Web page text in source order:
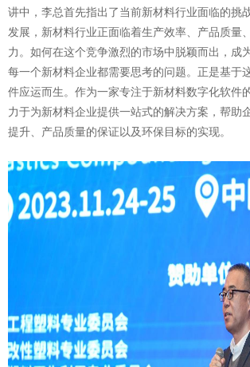
讲中，李总首先指出了当前新材料行业面临的挑
发展，新材料行业正面临着生产效率、产品质量
力。如何在这个竞争激烈的市场中脱颖而出，成
每一个新材料企业都需要思考的问题。正是基于
件应运而生。作为一家专注于新材料数字化软件
力于为新材料企业提供一站式的解决方案，帮助
提升、产品质量的保证以及环保目标的实现。